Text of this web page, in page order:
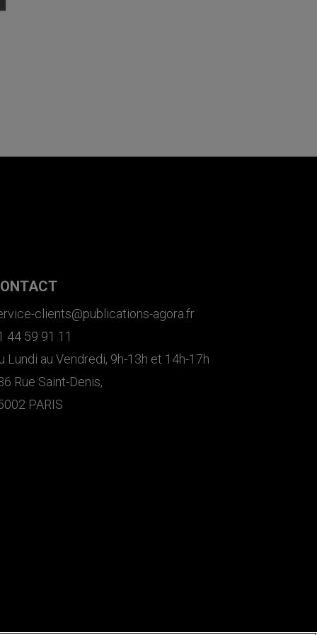
clients@publications-agora.fr
44 59 91 11
Lundi au Vendredi, 9h-13h et 14h-17h
Rue Saint-Denis,
PARIS